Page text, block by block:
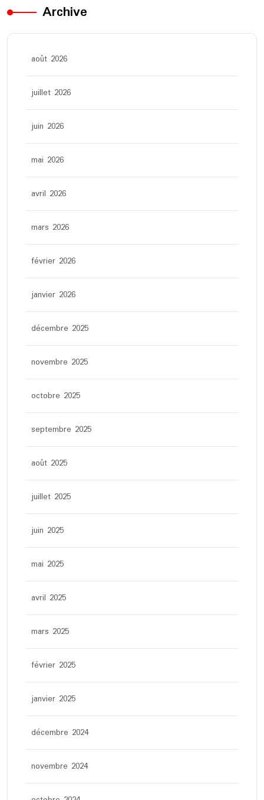
Archive
août 2026
juillet 2026
juin 2026
mai 2026
avril 2026
mars 2026
février 2026
janvier 2026
décembre 2025
novembre 2025
octobre 2025
septembre 2025
août 2025
juillet 2025
juin 2025
mai 2025
avril 2025
mars 2025
février 2025
janvier 2025
décembre 2024
novembre 2024